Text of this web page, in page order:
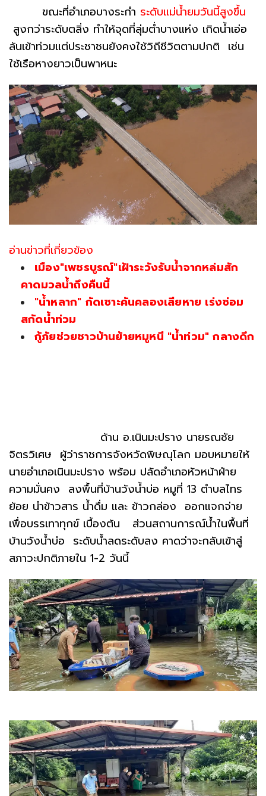
ขณะที่อำเภอบางระกำ ระดับแม่น้ำยมวันนี้สูงขึ้น
สูงกว่าระดับตลิ่ง ทำให้จุดที่ลุ่มต่ำบางแห่ง เกิดน้ำเอ่อ
ล้นเข้าท่วมแต่ประชาชนยังคงใช้วิถีชีวิตตามปกติ เช่น
ใช้เรือหางยาวเป็นพาหนะ
อ่านข่าวที่เกี่ยวข้อง
เมือง"เพชรบูรณ์"เฝ้าระวังรับน้ำจากหล่มสัก
คาดมวลน้ำถึงคืนนี้
"น้ำหลาก" กัดเซาะคันคลองเสียหาย เร่งซ่อม
สกัดน้ำท่วม
กู้ภัยช่วยชาวบ้านย้ายหมูหนี "น้ำท่วม" กลางดึก
ด้าน อ.เนินมะปราง นายรณชัย
จิตรวิเศษ ผู้ว่าราชการจังหวัดพิษณุโลก มอบหมายให้
นายอำเภอเนินมะปราง พร้อม ปลัดอำเภอหัวหน้าฝ่าย
ความมั่นคง ลงพื้นที่บ้านวังน้ำบ่อ หมูที่ 13 ตำบลไทร
ย้อย นำข้าวสาร น้ำดื่ม และ ข้าวกล่อง ออกแจกจ่าย
เพื่อบรรเทาทุกข์ เบื้องต้น ส่วนสถานการณ์น้ำในพื้นที่
บ้านวังน้ำบ่อ ระดับน้ำลดระดับลง คาดว่าจะกลับเข้าสู่
สภาวะปกติภายใน 1-2 วันนี้